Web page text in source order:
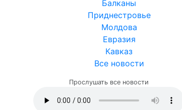
Балканы
Приднестровье
Молдова
Евразия
Кавказ
Все новости
Прослушать все новости